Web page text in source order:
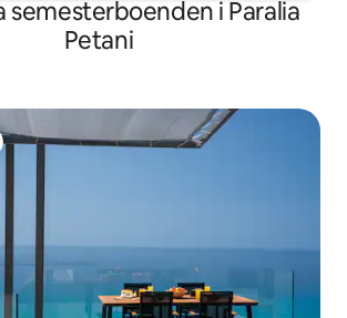
semesterboenden i Paralia
Petani